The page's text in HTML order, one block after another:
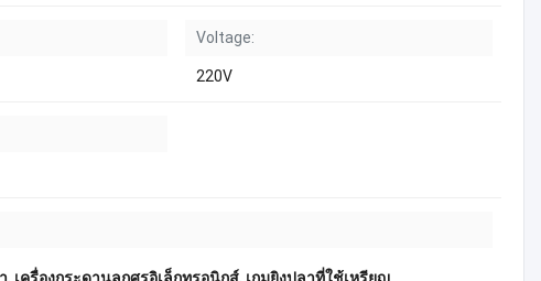
Voltage:
220V
, เครื่องกระดานลูกศรอิเล็กทรอนิกส์, เกมยิงปลาที่ใช้เหรียญ